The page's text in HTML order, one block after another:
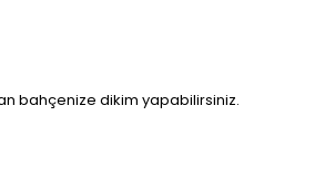
bahçenize dikim yapabilirsiniz.